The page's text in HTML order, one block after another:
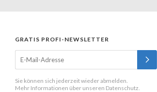
GRATIS PROFI-NEWSLETTER
Sie können sich jederzeit wieder abmelden.
Mehr Informationen über unseren Datenschutz.